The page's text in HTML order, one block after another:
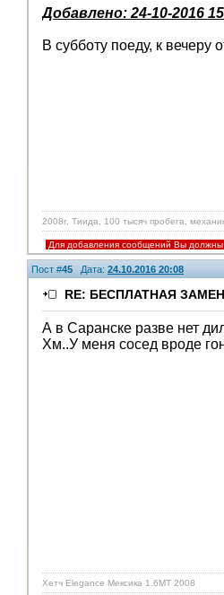
Добавлено: 24-10-2016
В субботу поеду, к вечеру
2008г, Тиида, 100 тысяч пробега,
Для добавления сообщений Вы должны
Пост #45 Дата: 24.10.2016 20:08
RE: БЕСПЛАТНАЯ
А в Саранске разве нет
Хм..У меня сосед вроде
Хетч Elegance Мексика 1.6MT 2008